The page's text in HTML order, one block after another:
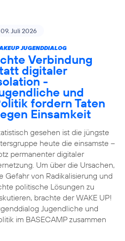
09. Juli 2026
JUGENDDIALOG
Verbindung
digitaler
-
und
fordern Taten
Einsamkeit
gesehen ist die jüngste
heute die einsamste –
permanenter digitaler
Um über die Ursachen,
Gefahr von Radikalisierung und
politische Lösungen zu
brachte der WAKE UP!
Jugendliche und
im BASECAMP zusammen